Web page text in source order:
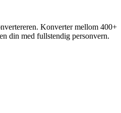
Konverter mellom 400+
din med fullstendig personvern.